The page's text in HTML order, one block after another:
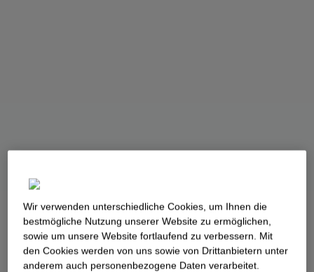
Wir verwenden unterschiedliche Cookies, um Ihnen die
best­mögliche Nutzung unserer Website zu ermöglichen,
sowie um unsere Website fortlaufend zu verbessern. Mit
den Cookies werden von uns sowie von Drittanbietern unter
anderem auch personenbezogene Daten verarbeitet.